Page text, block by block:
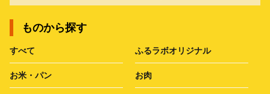
ものから探す
すべて ふるラボオリジナル
お米・パン お肉